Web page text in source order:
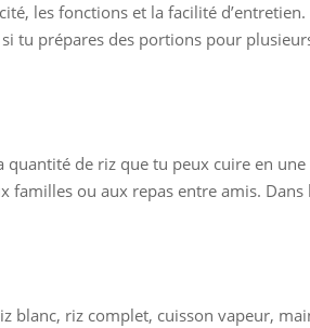
les fonctions et la facilité
tu prépares des portions pour
de riz que tu peux cuire en
familles ou aux repas entre amis.
blanc, riz complet, cuisson vapeur,